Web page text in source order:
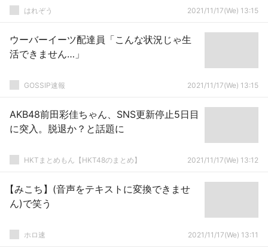
はれぞう 2021/11/17(We) 13:15
ウーバーイーツ配達員「こんな状況じゃ生
活できません…」
GOSSIP速報 2021/11/17(We) 13:15
AKB48前田彩佳ちゃん、SNS更新停止5日目
に突入。脱退か？と話題に
HKTまとめもん【HKT48のまとめ】 2021/11/17(We) 13:12
【みこち】(音声をテキストに変換できませ
ん)で笑う
ホロ速 2021/11/17(We) 13:11